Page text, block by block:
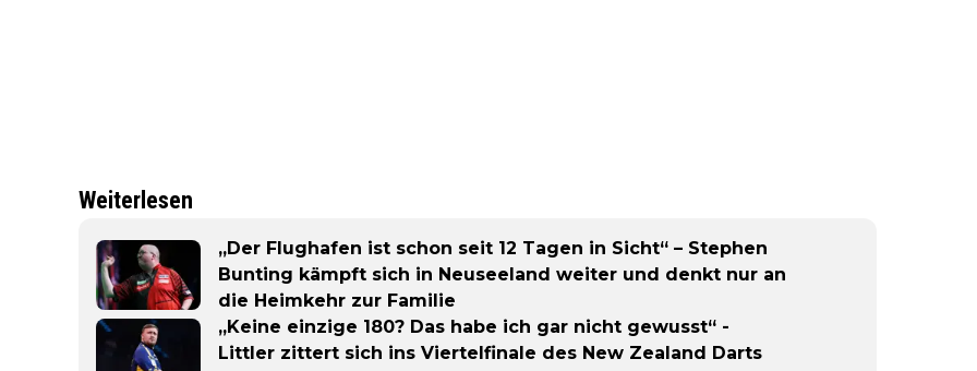
Weiterlesen
„Der Flughafen ist schon seit 12 Tagen in Sicht“ – Stephen
Bunting kämpft sich in Neuseeland weiter und denkt nur an
die Heimkehr zur Familie
„Keine einzige 180? Das habe ich gar nicht gewusst“ -
Littler zittert sich ins Viertelfinale des New Zealand Darts